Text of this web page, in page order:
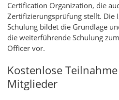
Certification Organization, die
Zertifizierungsprüfung stellt. Die
Schulung bildet die Grundlage
die weiterführende Schulung
Officer vor.
Kostenlose
Mitglieder